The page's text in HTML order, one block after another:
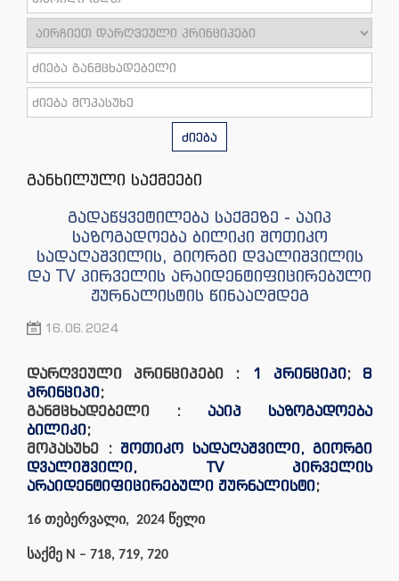
ძიება
განხილული საქმეები
გადაწყვეტილება საქმეზე - ააიპ
საზოგადოება ბილიკი შოთიკო
სადაღაშვილის, გიორგი დვალიშვილის
და TV პირველის არაიდენტიფიცირებული
ჟურნალისტის წინააღმდეგ
16.06.2024
დარღვეული პრინციპები : 1 პრინციპი; 8
პრინციპი;
განმცხადებელი : ააიპ საზოგადოება
ბილიკი;
მოპასუხე : შოთიკო სადაღაშვილი, გიორგი
დვალიშვილი, TV პირველის
არაიდენტიფიცირებული ჟურნალისტი;
16 თებერვალი, 2024 წელი
საქმე N – 718, 719, 720